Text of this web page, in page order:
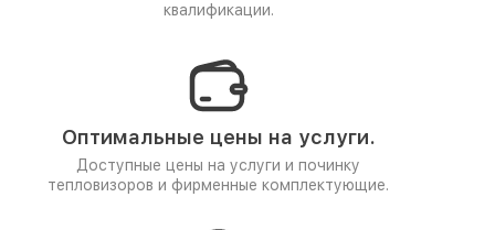
квалификации.
Оптимальные цены на услуги.
Доступные цены на услуги и починку
тепловизоров и фирменные комплектующие.